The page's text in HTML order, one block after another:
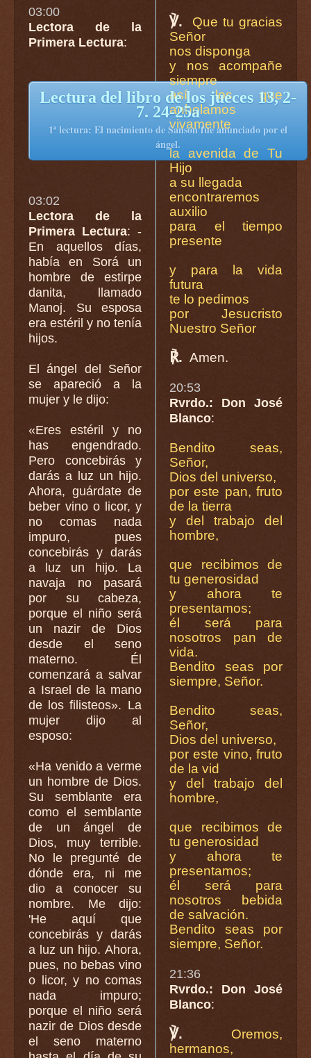
03:00
Lectora de la
Primera Lectura:
Lectura del libro de los jueces 13, 2-
7. 24-25a
1ª lectura: El nacimiento de Sansón fue anunciado por el
ángel.
03:02
Lectora de la
Primera Lectura: -
En aquellos días,
había en Sorá un
hombre de estirpe
danita, llamado
Manoj. Su esposa
era estéril y no tenía
hijos.
El ángel del Señor
se apareció a la
mujer y le dijo:
«Eres estéril y no
has engendrado.
Pero concebirás y
darás a luz un hijo.
Ahora, guárdate de
beber vino o licor, y
no comas nada
impuro, pues
concebirás y darás
a luz un hijo. La
navaja no pasará
por su cabeza,
porque el niño será
un nazir de Dios
desde el seno
materno. Él
comenzará a salvar
a Israel de la mano
de los filisteos». La
mujer dijo al
esposo:
«Ha venido a verme
un hombre de Dios.
Su semblante era
como el semblante
de un ángel de
Dios, muy terrible.
No le pregunté de
dónde era, ni me
dio a conocer su
nombre. Me dijo:
'He aquí que
concebirás y darás
a luz un hijo. Ahora,
pues, no bebas vino
o licor, y no comas
nada impuro;
porque el niño será
nazir de Dios desde
el seno materno
℣.
Que tu gracias
Señor
nos disponga
y nos acompañe
siempre
así los que
anhelamos
vivamente
la avenida de Tu
Hijo
a su llegada
encontraremos
auxilio
para el tiempo
presente
y para la vida
futura
te lo pedimos
por Jesucristo
Nuestro Señor
℟. Amen.
20:53
Rvrdo.: Don José
Blanco:
Bendito seas,
Señor,
Dios del universo,
por este pan, fruto
de la tierra
y del trabajo del
hombre,
que recibimos de
tu generosidad
y ahora te
presentamos;
él será para
nosotros pan de
vida.
Bendito seas por
siempre, Señor.
Bendito seas,
Señor,
Dios del universo,
por este vino, fruto
de la vid
y del trabajo del
hombre,
que recibimos de
tu generosidad
y ahora te
presentamos;
él será para
nosotros bebida
de salvación.
Bendito seas por
siempre, Señor.
21:36
Rvrdo.: Don José
Blanco:
℣.
Oremos,
hermanos,